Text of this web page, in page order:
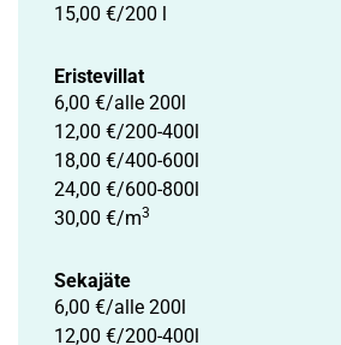
15,00 €/200 l
Eristevillat
6,00 €/alle 200l
12,00 €/200-400l
18,00 €/400-600l
24,00 €/600-800l
30,00 €/m3
Sekajäte
6,00 €/alle 200l
12,00 €/200-400l